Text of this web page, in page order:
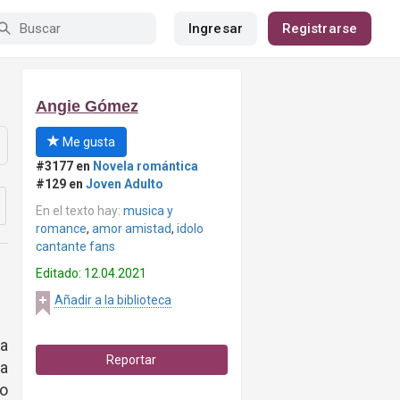
Ingresar Registrarse
Angie Gómez
Me gusta
#3177 en Novela romántica
#129 en Joven Adulto
En el texto hay: musica y
romance, amor amistad, idolo
cantante fans
Editado: 12.04.2021
Añadir a la biblioteca
Reportar